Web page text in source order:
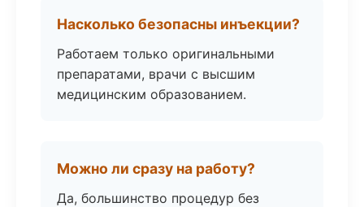
Насколько безопасны инъекции?
Работаем только оригинальными
препаратами, врачи с высшим
медицинским образованием.
Можно ли сразу на работу?
Да, большинство процедур без